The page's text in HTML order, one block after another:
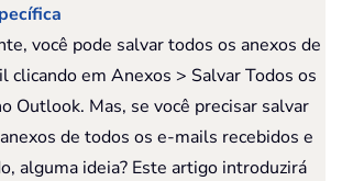
você pode salvar todos os anexos de
clicando em Anexos > Salvar Todos os
Outlook. Mas, se você precisar salvar
de todos os e-mails recebidos e
alguma ideia? Este artigo introduzirá